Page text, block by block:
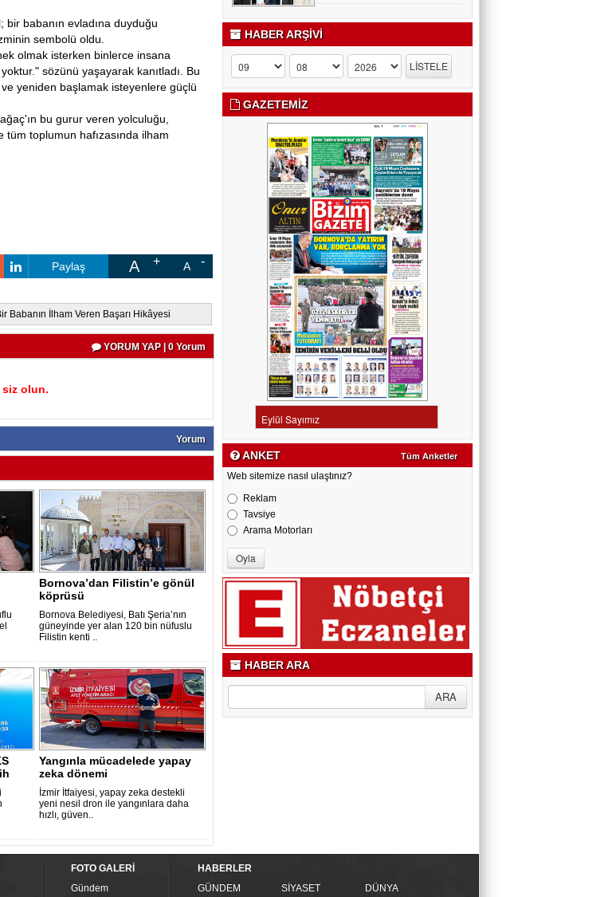
bir babanın evladına duyduğu
sembolü oldu.
olmak isterken binlerce insana
sözünü yaşayarak kanıtladı. Bu
yeniden başlamak isteyenlere güçlü
bu gurur veren yolculuğu,
tüm toplumun hafızasında ilham
Paylaş A A
Babanın İlham Veren Başarı Hikâyesi
YORUM YAP | 0 Yorum
siz olun.
Yorum
Bornova’dan Filistin’e gönül
köprüsü
Bornova Belediyesi, Batı Şeria’nın
güneyinde yer alan 120 bin nüfuslu
Filistin kenti ..
Yangınla mücadelede yapay
zeka dönemi
İzmir İtfaiyesi, yapay zeka destekli
yeni nesil dron ile yangınlara daha
hızlı, güven..
HABER ARŞİVİ
GAZETEMİZ
ANKET Tüm Anketler
Web sitemize nasıl ulaştınız?
Reklam
Tavsiye
Arama Motorları
HABER ARA
FOTO GALERİ
Gündem
HABERLER
GÜNDEM
SİYASET DÜNYA